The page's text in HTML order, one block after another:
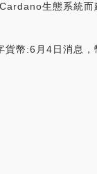
生態系統
幣:6月4日消息